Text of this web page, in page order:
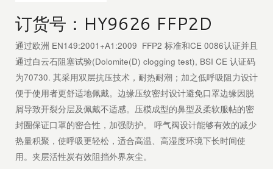
订货号：HY9626 FFP2D
通过欧洲 EN149:2001+A1:2009 FFP2 标准和CE 0086认证并且
通过白云石阻塞试验(Dolomite(D) clogging test), BSI CE 认证码
为70730. 其采用双层抗压技术，耐热耐潮；加之低呼吸阻力设计
便于使用者更舒适地佩戴。边缘压纹密封设计避免口罩边缘因脱
屑导致开裂分层及佩戴不适感。压模成型的鼻型及柔软服帖的密
封圈保证口罩的密合性，加强防护。 呼气阀设计能够有效的减少
热量积聚，使呼吸更轻松，适合高温、高湿度环境下长时间使
用。夹层活性炭有效阻挡外界灰尘。